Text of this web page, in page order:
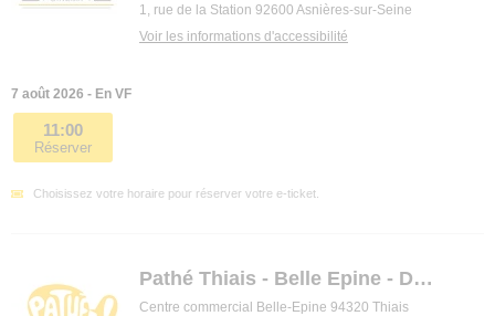
1, rue de la Station 92600 Asnières-sur-Seine
Voir les informations d'accessibilité
7 août 2026 - En VF
11:00
Réserver
Choisissez votre horaire pour réserver votre e-ticket.
Pathé Thiais - Belle Epine - Dolby Cinema
Centre commercial Belle-Epine 94320 Thiais